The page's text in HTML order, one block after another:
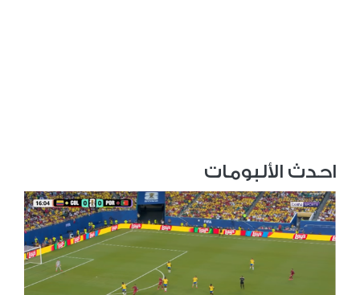
احدث الألبومات